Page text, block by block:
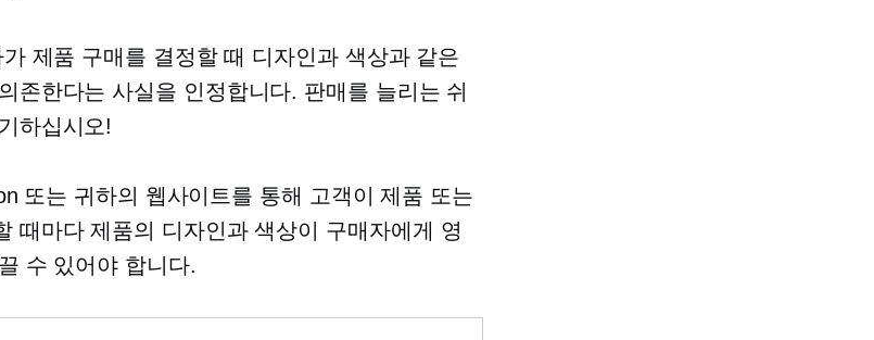
제품 구매를 결정할 때 디자인과 색상과 같은
존한다는 사실을 인정합니다. 판매를 늘리는 쉬
하십시오!
또는 귀하의 웹사이트를 통해 고객이 제품 또는
때마다 제품의 디자인과 색상이 구매자에게 영
수 있어야 합니다.